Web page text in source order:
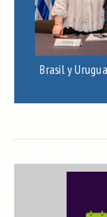
Brasil y